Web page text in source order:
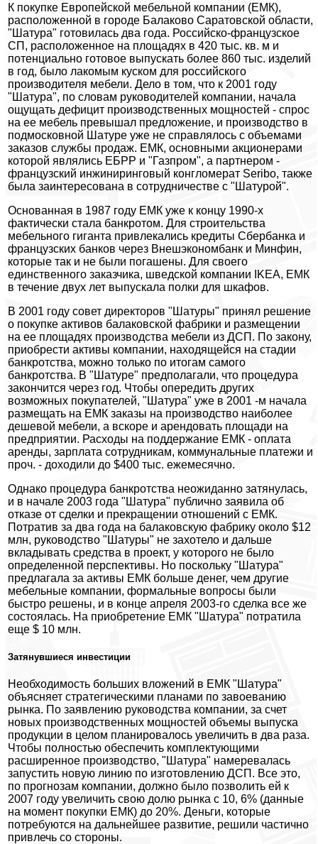
К покупке Европейской мебельной компании (ЕМК),
расположенной в городе Балаково Саратовской области,
"Шатура" готовилась два года. Российско-французское
СП, расположенное на площадях в 420 тыс. кв. м и
потенциально готовое выпускать более 860 тыс. изделий
в год, было лакомым куском для российского
производителя мебели. Дело в том, что к 2001 году
"Шатура", по словам руководителей компании, начала
ощущать дефицит производственных мощностей - спрос
на ее мебель превышал предложение, и производство в
подмосковной Шатуре уже не справлялось с объемами
заказов службы продаж. ЕМК, основными акционерами
которой являлись ЕБРР и "Газпром", а партнером -
французский инжиниринговый конгломерат Seribo, также
была заинтересована в сотрудничестве с "Шатурой".
Основанная в 1987 году ЕМК уже к концу 1990-х
фактически стала банкротом. Для строительства
мебельного гиганта привлекались кредиты Сбербанка и
французских банков через Внешэкономбанк и Минфин,
которые так и не были погашены. Для своего
единственного заказчика, шведской компании IKEA, ЕМК
в течение двух лет выпускала полки для шкафов.
В 2001 году совет директоров "Шатуры" принял решение
о покупке активов балаковской фабрики и размещении
на ее площадях производства мебели из ДСП. По закону,
приобрести активы компании, находящейся на стадии
банкротства, можно только по итогам самого
банкротства. В "Шатуре" предполагали, что процедура
закончится через год. Чтобы опередить других
возможных покупателей, "Шатура" уже в 2001 -м начала
размещать на ЕМК заказы на производство наиболее
дешевой мебели, а вскоре и арендовать площади на
предприятии. Расходы на поддержание ЕМК - оплата
аренды, зарплата сотрудникам, коммунальные платежи и
проч. - доходили до $400 тыс. ежемесячно.
Однако процедура банкротства неожиданно затянулась,
и в начале 2003 года "Шатура" публично заявила об
отказе от сделки и прекращении отношений с ЕМК.
Потратив за два года на балаковскую фабрику около $12
млн, руководство "Шатуры" не захотело и дальше
вкладывать средства в проект, у которого не было
определенной перспективы. Но поскольку "Шатура"
предлагала за активы ЕМК больше денег, чем другие
мебельные компании, формальные вопросы были
быстро решены, и в конце апреля 2003-го сделка все же
состоялась. На приобретение ЕМК "Шатура" потратила
еще $ 10 млн.
Затянувшиеся инвестиции
Необходимость больших вложений в ЕМК "Шатура"
объясняет стратегическими планами по завоеванию
рынка. По заявлению руководства компании, за счет
новых производственных мощностей объемы выпуска
продукции в целом планировалось увеличить в два раза.
Чтобы полностью обеспечить комплектующими
расширенное производство, "Шатура" намеревалась
запустить новую линию по изготовлению ДСП. Все это,
по прогнозам компании, должно было позволить ей к
2007 году увеличить свою долю рынка с 10, 6% (данные
на момент покупки ЕМК) до 20%. Деньги, которые
потребуются на дальнейшее развитие, решили частично
привлечь со стороны.